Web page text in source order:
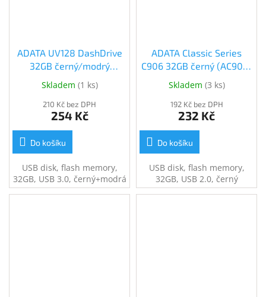
ADATA UV128 DashDrive
32GB černý/modrý
(AUV128-32G-RBE)
Skladem (1 ks)
210 Kč bez DPH
254 Kč
Do košíku
USB disk, flash memory,
32GB, USB 3.0, černý+modrá
ADATA Classic Series
C906 32GB černý (AC906-
Skladem (3 ks)
192 Kč bez DPH
232 Kč
Do košíku
USB disk, flash memory,
32GB, USB 2.0, černý